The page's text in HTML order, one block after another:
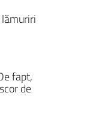
fapt,
de